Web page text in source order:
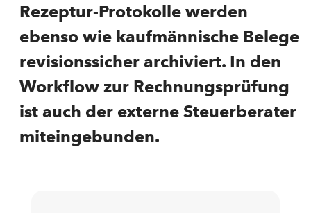
Rezeptur-Protokolle werden
ebenso wie kaufmännische Belege
revisionssicher archiviert. In den
Workflow zur Rechnungsprüfung
ist auch der externe Steuerberater
miteingebunden.